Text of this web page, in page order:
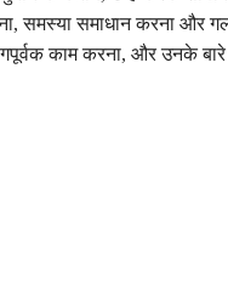
समस्या समाधान करना और
काम करना, और उनके